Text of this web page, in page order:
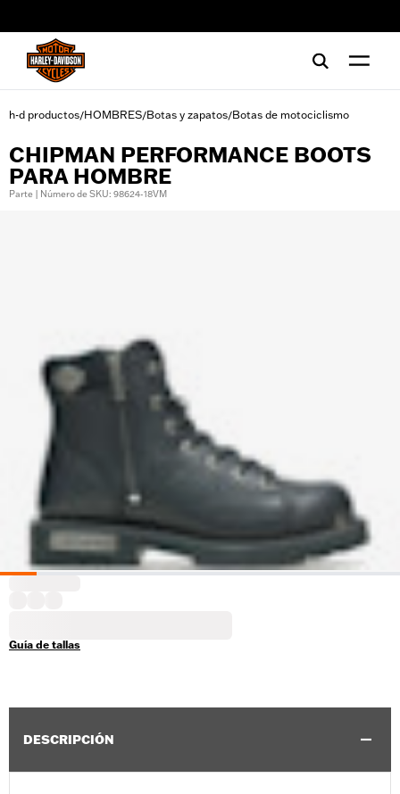
h-d productos/HOMBRES/Botas y zapatos/Botas de motociclismo
CHIPMAN PERFORMANCE BOOTS
PARA HOMBRE
Parte | Número de SKU: 98624-18VM
Guía de tallas
DESCRIPCIÓN